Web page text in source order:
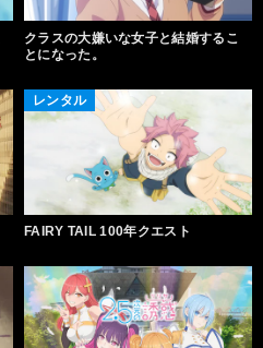
クラスの大嫌いな女子と結婚するこ
とになった。
レンタル
FAIRY TAIL 100年クエスト